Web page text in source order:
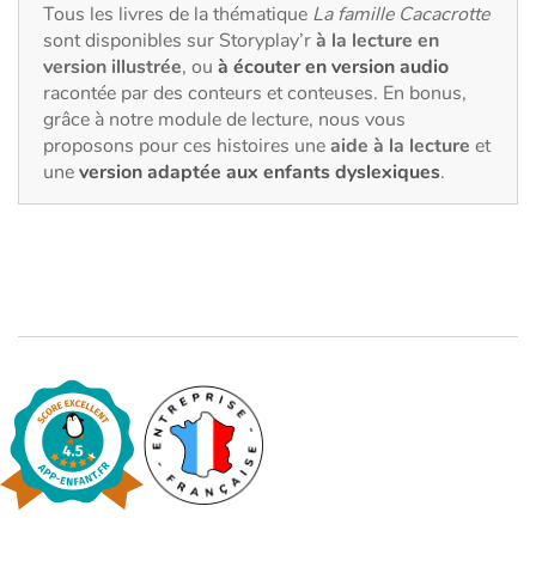
Fable, mythe, littérature et poésie
Princesses et princes, rois, reines et dragons
Ogres, monstres et sorcières
Les animaux
Voyage, épopée, enquête, aventure
Autour du monde
Tous les livres de la thématique La famille Cacacrotte
sont disponibles sur Storyplay’rà la lecture en
version illustrée, ou à écouter en version audio
racontée par des conteurs et conteuses. En bonus,
grâce à notre module de lecture, nous vous
proposons pour ces histoires uneaide à la lecture et
uneversion adaptée aux enfants dyslexiques.